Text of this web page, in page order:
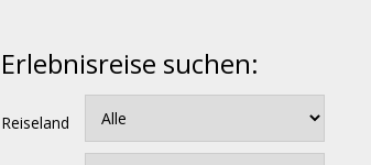
Erlebnisreise suchen:
Reiseland